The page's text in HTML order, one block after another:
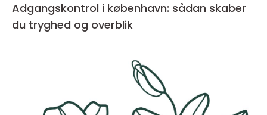
Adgangskontrol i københavn: sådan skaber
du tryghed og overblik